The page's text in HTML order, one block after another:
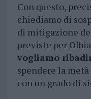
Con questo,
chiediamo di
di mitigazione
previste per
vogliamo
spendere la
con un grado di